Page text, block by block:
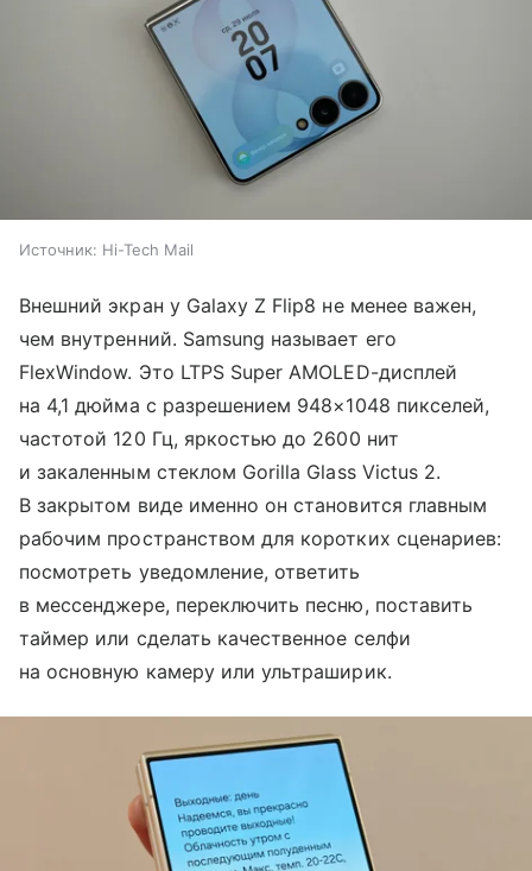
Источник: Hi-Tech Mail
Внешний экран у Galaxy Z Flip8 не менее важен,
чем внутренний. Samsung называет его
FlexWindow. Это LTPS Super AMOLED-дисплей
на 4,1 дюйма с разрешением 948×1048 пикселей,
частотой 120 Гц, яркостью до 2600 нит
и закаленным стеклом Gorilla Glass Victus 2.
В закрытом виде именно он становится главным
рабочим пространством для коротких сценариев:
посмотреть уведомление, ответить
в мессенджере, переключить песню, поставить
таймер или сделать качественное селфи
на основную камеру или ультраширик.